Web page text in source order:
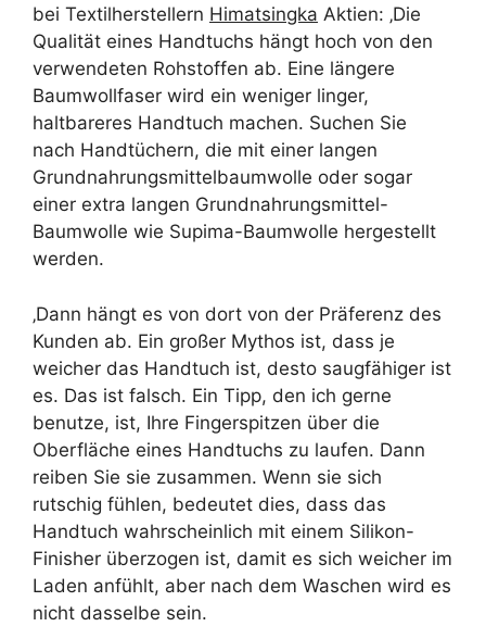
bei Textilherstellern Himatsingka Aktien: ‚Die
Qualität eines Handtuchs hängt hoch von den
verwendeten Rohstoffen ab. Eine längere
Baumwollfaser wird ein weniger linger,
haltbareres Handtuch machen. Suchen Sie
nach Handtüchern, die mit einer langen
Grundnahrungsmittelbaumwolle oder sogar
einer extra langen Grundnahrungsmittel-
Baumwolle wie Supima-Baumwolle hergestellt
werden.
‚Dann hängt es von dort von der Präferenz des
Kunden ab. Ein großer Mythos ist, dass je
weicher das Handtuch ist, desto saugfähiger ist
es. Das ist falsch. Ein Tipp, den ich gerne
benutze, ist, Ihre Fingerspitzen über die
Oberfläche eines Handtuchs zu laufen. Dann
reiben Sie sie zusammen. Wenn sie sich
rutschig fühlen, bedeutet dies, dass das
Handtuch wahrscheinlich mit einem Silikon-
Finisher überzogen ist, damit es sich weicher im
Laden anfühlt, aber nach dem Waschen wird es
nicht dasselbe sein.